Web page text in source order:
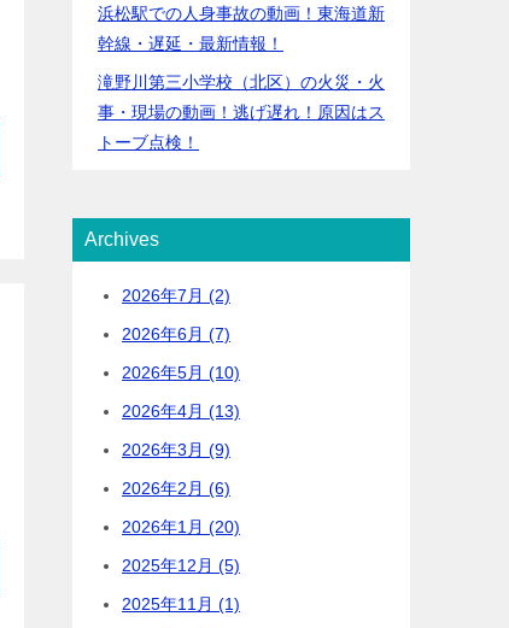
浜松駅での人身事故の動画！東海道新
幹線・遅延・最新情報！
滝野川第三小学校（北区）の火災・火
事・現場の動画！逃げ遅れ！原因はス
トーブ点検！
Archives
2026年7月 (2)
2026年6月 (7)
2026年5月 (10)
2026年4月 (13)
2026年3月 (9)
2026年2月 (6)
2026年1月 (20)
2025年12月 (5)
2025年11月 (1)